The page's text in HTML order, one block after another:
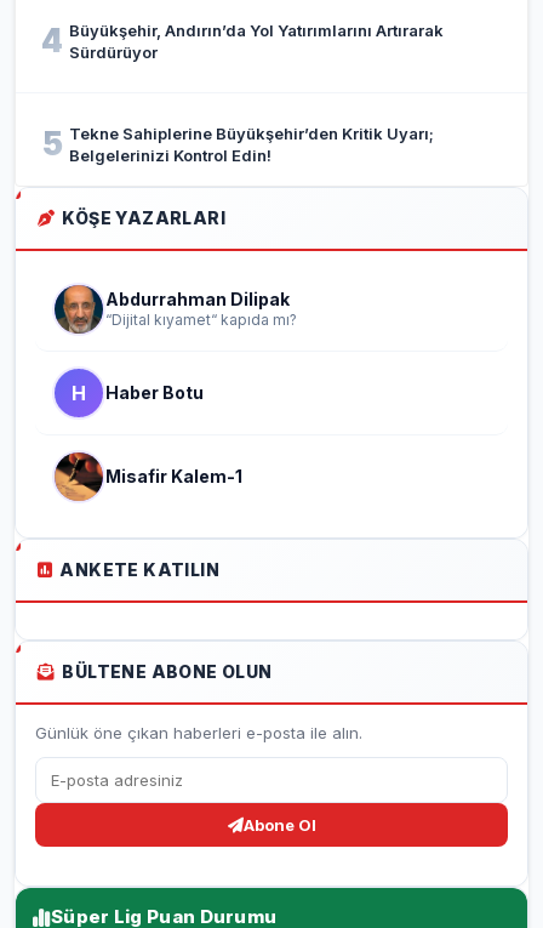
4 Büyükşehir, Andırın’da Yol Yatırımlarını Artırarak
Sürdürüyor
5 Tekne Sahiplerine Büyükşehir’den Kritik Uyarı;
Belgelerinizi Kontrol Edin!
KÖŞE YAZARLARI
Abdurrahman Dilipak
“Dijital kıyamet“ kapıda mı?
H Haber Botu
Misafir Kalem-1
ANKETE KATILIN
BÜLTENE ABONE OLUN
Günlük öne çıkan haberleri e-posta ile alın.
Abone Ol
Süper Lig Puan Durumu